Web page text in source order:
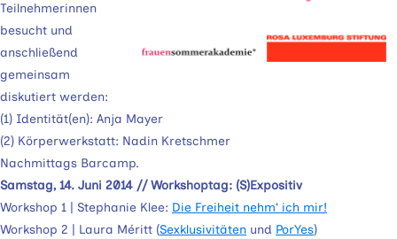
Teilnehmerinnen
besucht und
anschließend
gemeinsam
diskutiert werden:
(1) Identität(en): Anja Mayer
(2) Körperwerkstatt: Nadin Kretschmer
Nachmittags Barcamp.
Samstag, 14. Juni 2014 // Workshoptag: (S)Expositiv
Workshop 1 | Stephanie Klee: Die Freiheit nehm‘ ich mir!
Workshop 2 | Laura Méritt (Sexklusivitäten und PorYes)